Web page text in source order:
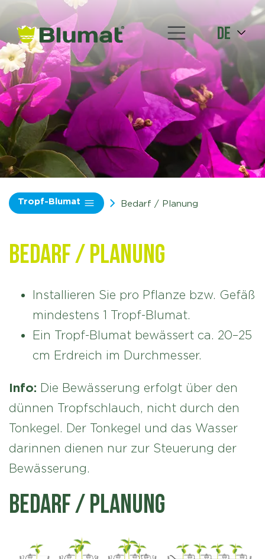
de
Tropf-Blumat Bedarf / Planung
Bedarf / Planung
Installieren Sie pro Pflanze bzw. Gefäß
mindestens 1 Tropf-Blumat.
Ein Tropf-Blumat bewässert ca. 20–25
cm Erdreich im Durchmesser.
Info: Die Bewässerung erfolgt über den
dünnen Tropfschlauch, nicht durch den
Tonkegel. Der Tonkegel und das Wasser
darinnen dienen nur zur Steuerung der
Bewässerung.
BEDARF / PLANUNG